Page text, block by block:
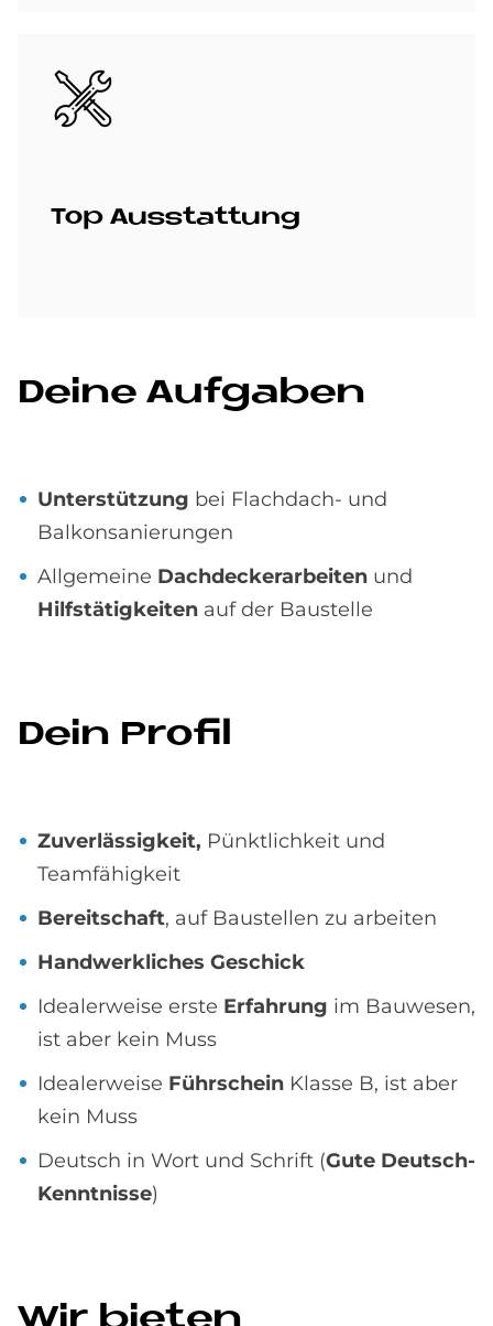
Bild
Top Aus­stat­tung
De­i­ne Auf­ga­ben
Unterstützung bei Flachdach- und
Balkonsanierungen
Allgemeine Dachdeckerarbeiten und
Hilfstätigkeiten auf der Baustelle
Dein Pro­fil
Zuverlässigkeit, Pünktlichkeit und
Teamfähigkeit
Bereitschaft, auf Baustellen zu arbeiten
Handwerkliches Geschick
Idealerweise erste Erfahrung im Bauwesen,
ist aber kein Muss
Idealerweise Führschein Klasse B, ist aber
kein Muss
Deutsch in Wort und Schrift (Gute Deutsch-
Kenntnisse)